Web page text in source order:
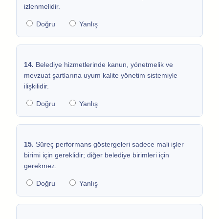
izlenmelidir.
Doğru Yanlış
14. Belediye hizmetlerinde kanun, yönetmelik ve
mevzuat şartlarına uyum kalite yönetim sistemiyle
ilişkilidir.
Doğru Yanlış
15. Süreç performans göstergeleri sadece mali işler
birimi için gereklidir; diğer belediye birimleri için
gerekmez.
Doğru Yanlış